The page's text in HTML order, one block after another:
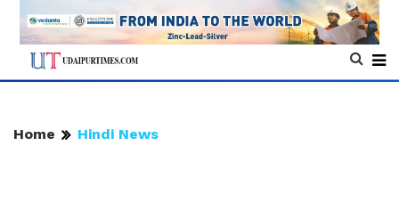
Home Hindi News